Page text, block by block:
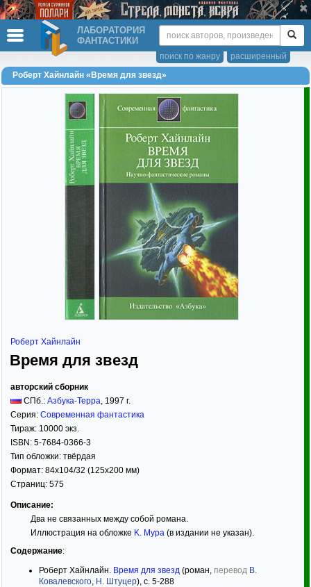
ЛАБОРАТОРИЯ
ФАНТАСТИКИ
расширенный
поиск по жанру
Роберт Хайнлайн «Время для звезд»
Роберт Хайнлайн
Время для звезд
авторский сборник
СПб.: Азбука-Терра, 1997 г.
Серия: Современная фантастика
Тираж: 10000 экз.
ISBN: 5-7684-0366-3
Тип обложки: твёрдая
Формат: 84x104/32 (125x200 мм)
Страниц: 575
Описание:
Два не связанных между собой романа.
Иллюстрация на обложке K. Мура(в издании не указан).
Содержание:
Роберт Хайнлайн. Время для звезд (роман, перевод В.
Ковалевского, Н. Штуцер), с. 5-288